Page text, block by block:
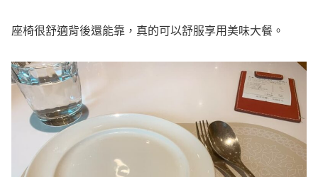
座椅很舒適背後還能靠，真的可以舒服享用美味大餐。